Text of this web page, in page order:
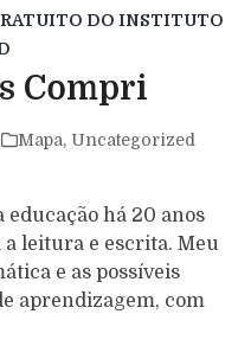
DO INSTITUTO
Compri
Mapa, Uncategorized
educação há 20 anos
leitura e escrita. Meu
e as possíveis
aprendizagem, com